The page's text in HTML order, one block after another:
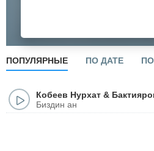
ПОПУЛЯРНЫЕ ПО ДАТЕ
Кобеев Нурхат &
Биздин ан